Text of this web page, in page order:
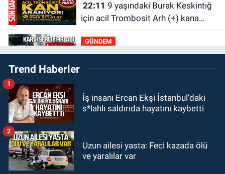
22:11
için acil Trombosit Arh (+) kana
ihtiyaç var
GÜNDEM
21:50Yoldan çıktı karşı şeride
fırladı: Çok sayıda yaralı var
21:38Ercüment Ünal'dan acık
haber geldi: Ameliyata dayanamadı
21:12Yönetim kulübü önce borç
Trend Haberler
İş insanı Ercan Ekşi İstanbul’daki
s*lahlı saldırıda hayatını kaybetti
1
Uzun ailesi yasta: Feci kazada ölü
ve yaralılar var
2